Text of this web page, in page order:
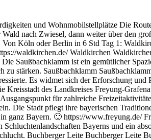
und Wohnmobilstellplätze Die
nach Zwiesel, dann weiter über den
Köln oder Berlin in 6 Std Tag 1:
waldkirchen.de/ Waldkirchen
Saußbachklamm ist ein gemütlicher
zu stärken. Saußbachklamm
Es widmet sich der Erforschung
des Landkreises Freyung-
für zahlreiche
Die Stadt pflegt ihre bayerischen
ganz Bayern. 🙂 https://
Bayerns und ein
Buchberger Leite Buchberger